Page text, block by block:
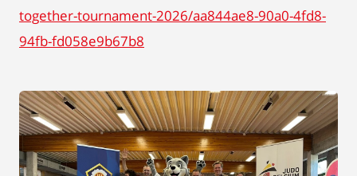
together-tournament-2026/aa844ae8-90a0-4fd8-
94fb-fd058e9b67b8